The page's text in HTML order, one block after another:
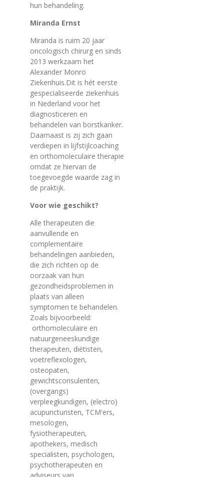
hun behandeling.
Miranda Ernst
Miranda is ruim 20 jaar
oncologisch chirurg en sinds
2013 werkzaam het
Alexander Monro
Ziekenhuis.Dit is hét eerste
gespecialiseerde ziekenhuis
in Nederland voor het
diagnosticeren en
behandelen van borstkanker.
Daarnaast is zij zich gaan
verdiepen in lijfstijlcoaching
en orthomoleculaire therapie
omdat ze hiervan de
toegevoegde waarde zag in
de praktijk.
Voor wie geschikt?
Alle therapeuten die
aanvullende en
complementaire
behandelingen aanbieden,
die zich richten op de
oorzaak van hun
gezondheidsproblemen in
plaats van alleen
symptomen te behandelen.
Zoals bijvoorbeeld:
orthomoleculaire en
natuurgeneeskundige
therapeuten, diëtisten,
voetreflexologen,
osteopaten,
gewichtsconsulenten,
(overgangs)
verpleegkundigen, (electro)
acupuncturisten, TCM'ers,
mesologen,
fysiotherapeuten,
apothekers, medisch
specialisten, psychologen,
psychotherapeuten en